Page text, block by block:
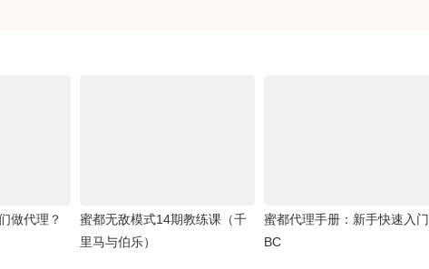
做代理？
蜜都无敌模式14期教练课（千
里马与伯乐）
蜜都代理手册：新手快速入
BC